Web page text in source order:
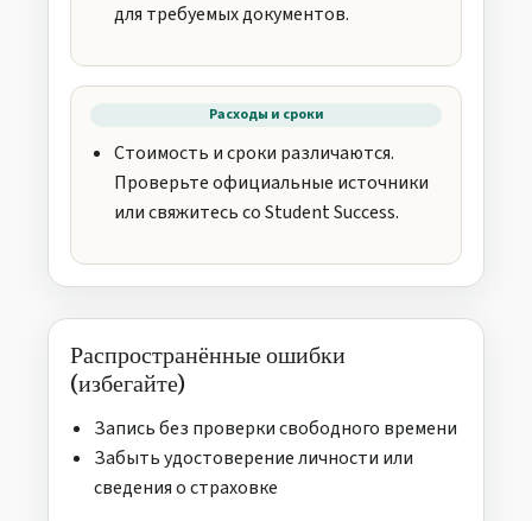
для требуемых документов.
Расходы и сроки
Стоимость и сроки различаются.
Проверьте официальные источники
или свяжитесь со Student Success.
Распространённые ошибки
(избегайте)
Запись без проверки свободного времени
Забыть удостоверение личности или
сведения о страховке